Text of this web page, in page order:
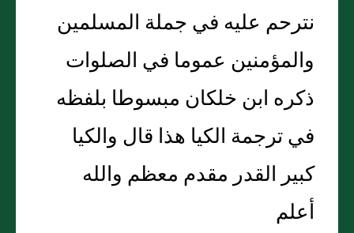
نترحم عليه في جملة المسلمين
والمؤمنين عموما في الصلوات
ذكره ابن خلكان مبسوطا بلفظه
في ترجمة الكيا هذا قال والكيا
كبير القدر مقدم معظم والله
أعلم